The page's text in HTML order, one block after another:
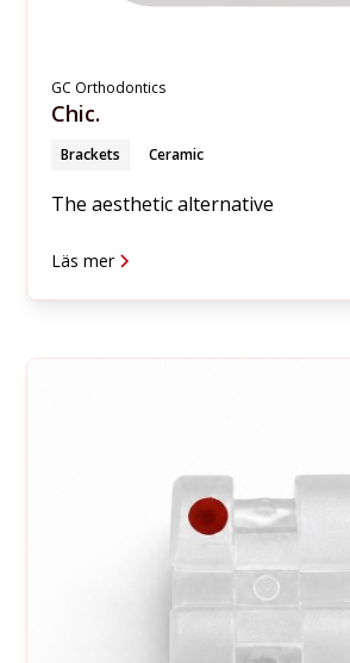
GC Orthodontics
Chic.
Brackets Ceramic
The aesthetic alternative
Läs mer